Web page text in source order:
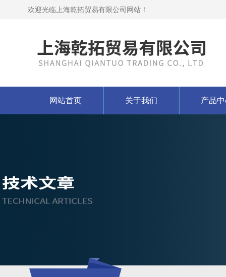
欢迎光临上海乾拓贸易有限公司网站！
网站首页 关于我们 产品